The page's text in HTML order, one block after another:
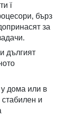
ї
бърз
за
дългият
дома или в
и